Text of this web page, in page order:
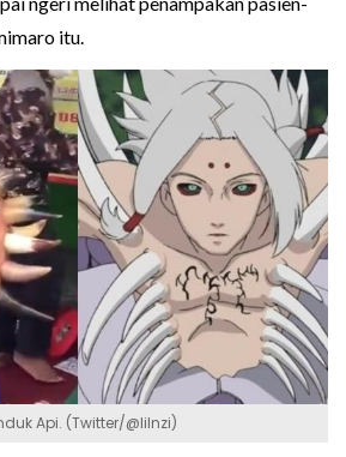
itu.
Api. (Twitter/@lilnzi)